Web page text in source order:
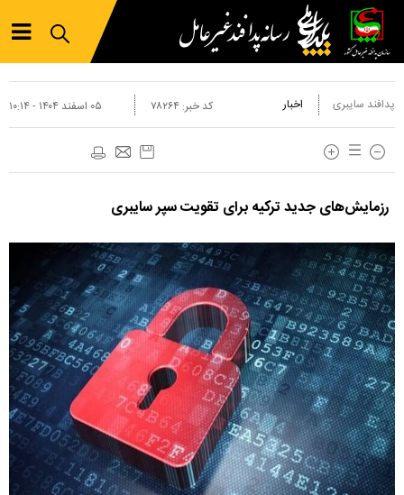
پدافند سایبری اخبار ۰۵ اسفند ۱۴۰۴ - ۱۰:۱۴ کد خبر: ۷۸۲۶۴
رزمایش‌های جدید ترکیه برای تقویت سپر سایبری